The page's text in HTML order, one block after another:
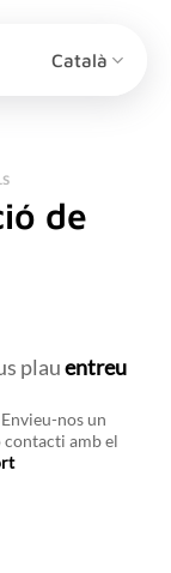
Català
de
plauentreu
nos un
contacti amb el